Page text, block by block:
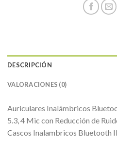
DESCRIPCIÓN
VALORACIONES (0)
Auriculares Inalámbricos
5.3, 4 Mic con Reducción de
Cascos Inalambricos Bluetooth